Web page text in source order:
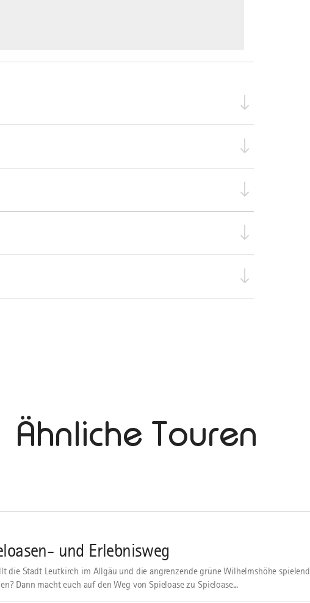
Ähnliche Touren
und Erlebnisweg
die Stadt Leutkirch im Allgäu und die angrenzende grüne Wilhelmshöhe spielend
Dann macht euch auf den Weg von Spieloase zu Spieloase...